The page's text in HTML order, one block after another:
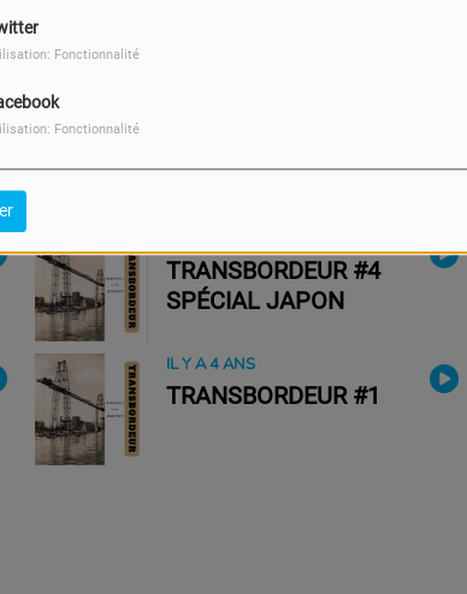
Fonctionnalité
Fonctionnalité
SPÉCIAL ALGERIE
TRANSBORDEUR #4
SPÉCIAL JAPON
IL Y A 4 ANS
TRANSBORDEUR #1